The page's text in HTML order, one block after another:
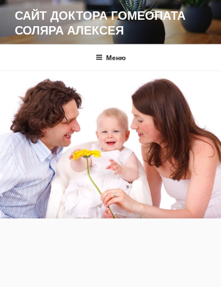
Перейти
содержимому
САЙТ ДОКТОРА ГОМЕОПАТА
СОЛЯРА АЛЕКСЕЯ
Меню